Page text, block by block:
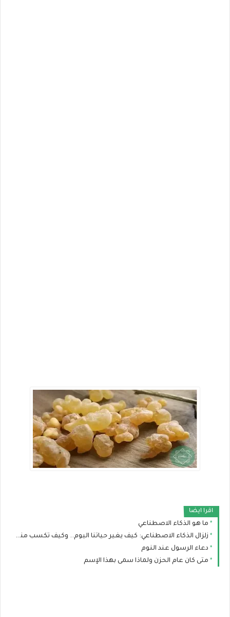
اقرا ايضا
ما هو الذكاء الاصطناعي
زلزال الذكاء الاصطناعي: كيف يغير حياتنا اليوم.. وكيف تكسب منه المال ببساطة؟
دعاء الرسول عند النوم
متى كان عام الحزن ولماذا سمى بهذا الإسم